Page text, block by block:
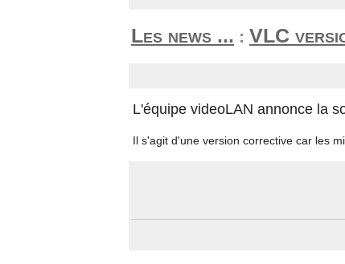
Les news ... : VLC
L'équipe videoLAN annonce la
Il s'agit d'une version corrective car les